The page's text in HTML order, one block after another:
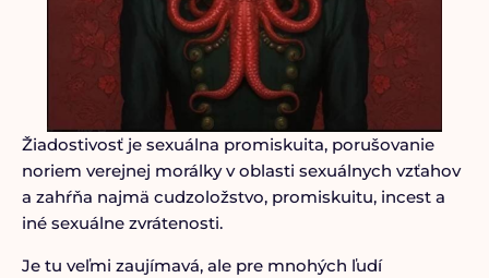
Žiadostivosť je sexuálna promiskuita, porušovanie
noriem verejnej morálky v oblasti sexuálnych vzťahov
a zahŕňa najmä cudzoložstvo, promiskuitu, incest a
iné sexuálne zvrátenosti.
Je tu veľmi zaujímavá, ale pre mnohých ľudí